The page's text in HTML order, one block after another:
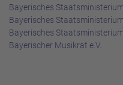
Bayerisches
Bayerisches
Bayerisches
Bayerischer Musikrat e.V.